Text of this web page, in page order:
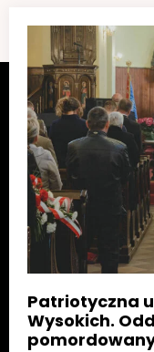
Patriotyczna
Wysokich.